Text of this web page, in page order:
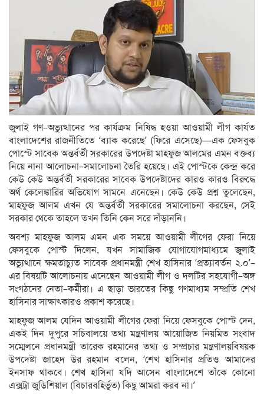
জুলাই গণ–অভ্যুত্থানের পর কার্যক্রম নিষিদ্ধ হওয়া আওয়ামী লীগ কার্যত
বাংলাদেশের রাজনীতিতে ‘ব্যাক করেছে’ (ফিরে এসেছে)—এক ফেসবুক
পোস্টে সাবেক অন্তর্বর্তী সরকারের উপদেষ্টা মাহফুজ আলমের এমন বক্তব্য
নিয়ে নানা আলোচনা–সমালোচনা তৈরি হয়েছে। এই পোস্টকে কেন্দ্র করে
কেউ কেউ অন্তর্বর্তী সরকারের সাবেক উপদেষ্টাদের কারও কারও বিরুদ্ধে
অর্থ কেলেঙ্কারির অভিযোগ সামনে এনেছেন। কেউ কেউ প্রশ্ন তুলেছেন,
মাহফুজ আলম এখন যে অন্তর্বর্তী সরকারের সমালোচনা করছেন, সেই
সরকার থেকে তাহলে তখন তিনি কেন সরে দাঁড়াননি।
অবশ্য মাহফুজ আলম এমন এক সময়ে আওয়ামী লীগের ফেরা নিয়ে
ফেসবুকে পোস্ট দিলেন, যখন সামাজিক যোগাযোগমাধ্যমে জুলাই
অভ্যুত্থানে ক্ষমতাচ্যুত সাবেক প্রধানমন্ত্রী শেখ হাসিনার ‘প্রত্যাবর্তন ২.০’–
এর বিষয়টি আলোচনায় এনেছেন আওয়ামী লীগ ও দলটির সহযোগী–অঙ্গ
সংগঠনের নেতা–কর্মীরা। এ ছাড়া ভারতের কিছু গণমাধ্যম সম্প্রতি শেখ
হাসিনার সাক্ষাৎকারও প্রকাশ করেছে।
মাহফুজ আলম যেদিন আওয়ামী লীগের ফেরা নিয়ে ফেসবুকে পোস্ট দেন,
একই দিন দুপুরে সচিবালয়ে তথ্য মন্ত্রণালয় আয়োজিত নিয়মিত সংবাদ
সম্মেলনে প্রধানমন্ত্রী তারেক রহমানের তথ্য ও সম্প্রচার মন্ত্রণালয়বিষয়ক
উপদেষ্টা জাহেদ উর রহমান বলেন, ‘শেখ হাসিনার প্রতিও আমাদের
ইনসাফ থাকবে। শেখ হাসিনা যদি আসেন বাংলাদেশে তাঁকে কোনো
এক্সট্রা জুডিশিয়াল (বিচারবহির্ভূত) কিছু আমরা করব না।’